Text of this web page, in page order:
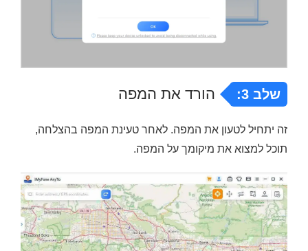
שלב 3: הורד את המפה
זה יתחיל לטעון את המפה. לאחר טעינת המפה בהצלחה,
תוכל למצוא את מיקומך על המפה.